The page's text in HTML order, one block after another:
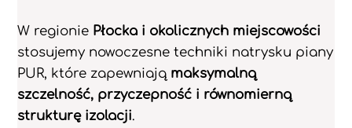
W regionie Płocka i okolicznych miejscowości
stosujemy nowoczesne techniki natrysku piany
PUR, które zapewniają maksymalną
szczelność, przyczepność i równomierną
strukturę izolacji.